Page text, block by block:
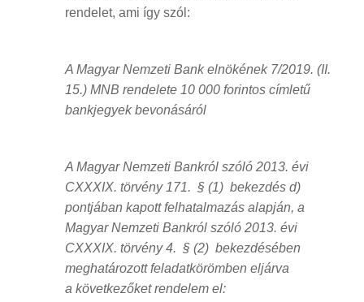
rendelet, ami így szól:
A Magyar Nemzeti Bank elnökének 7/2019. (II.
15.) MNB rendelete 10 000 forintos címletű
bankjegyek bevonásáról
A Magyar Nemzeti Bankról szóló 2013. évi
CXXXIX. törvény 171. § (1) bekezdés d)
pontjában kapott felhatalmazás alapján, a
Magyar Nemzeti Bankról szóló 2013. évi
CXXXIX. törvény 4. § (2) bekezdésében
meghatározott feladatkörömben eljárva
a következőket rendelem el: